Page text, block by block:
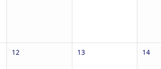
12 13 14